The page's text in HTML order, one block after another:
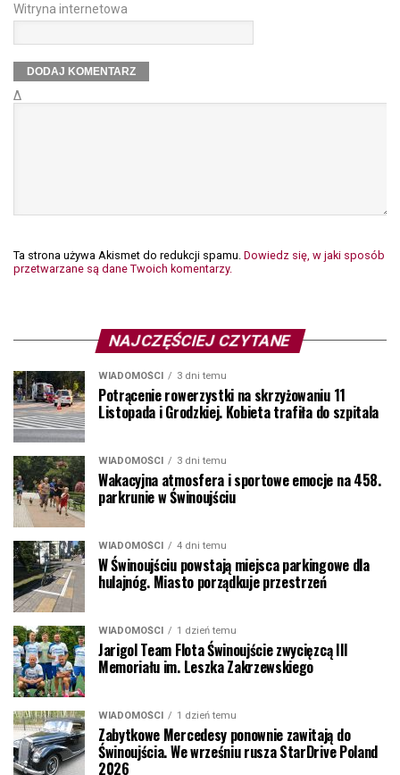
Witryna internetowa
Δ
Ta strona używa Akismet do redukcji spamu. Dowiedz się, w jaki sposób
przetwarzane są dane Twoich komentarzy.
NAJCZĘŚCIEJ CZYTANE
WIADOMOŚCI 3 dni temu
Potrącenie rowerzystki na skrzyżowaniu 11
Listopada i Grodzkiej. Kobieta trafiła do szpitala
WIADOMOŚCI 3 dni temu
Wakacyjna atmosfera i sportowe emocje na 458.
parkrunie w Świnoujściu
WIADOMOŚCI 4 dni temu
W Świnoujściu powstają miejsca parkingowe dla
hulajnóg. Miasto porządkuje przestrzeń
WIADOMOŚCI 1 dzień temu
Jarigol Team Flota Świnoujście zwycięzcą III
Memoriału im. Leszka Zakrzewskiego
WIADOMOŚCI 1 dzień temu
Zabytkowe Mercedesy ponownie zawitają do
Świnoujścia. We wrześniu rusza StarDrive Poland
2026